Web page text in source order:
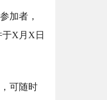
加者，
X月X日
可随时